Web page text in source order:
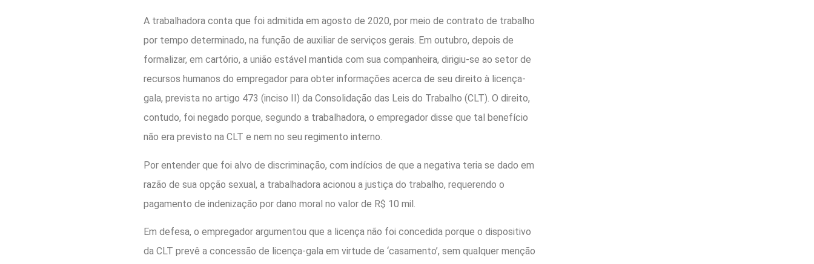
A trabalhadora conta que foi admitida em agosto de 2020, por meio de contrato de trabalho
por tempo determinado, na função de auxiliar de serviços gerais. Em outubro, depois de
formalizar, em cartório, a união estável mantida com sua companheira, dirigiu-se ao setor de
recursos humanos do empregador para obter informações acerca de seu direito à licença-
gala, prevista no artigo 473 (inciso II) da Consolidação das Leis do Trabalho (CLT). O direito,
contudo, foi negado porque, segundo a trabalhadora, o empregador disse que tal benefício
não era previsto na CLT e nem no seu regimento interno.
Por entender que foi alvo de discriminação, com indícios de que a negativa teria se dado em
razão de sua opção sexual, a trabalhadora acionou a justiça do trabalho, requerendo o
pagamento de indenização por dano moral no valor de R$ 10 mil.
Em defesa, o empregador argumentou que a licença não foi concedida porque o dispositivo
da CLT prevê a concessão de licença-gala em virtude de ‘casamento’, sem qualquer menção